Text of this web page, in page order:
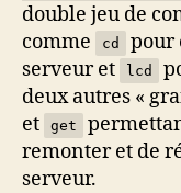
double jeu de
comme
cd
pour
serveur et
lcd
deux autres «
et get
remonter et de
serveur.